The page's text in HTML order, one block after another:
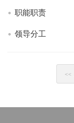
职能职责
领导分工
<<